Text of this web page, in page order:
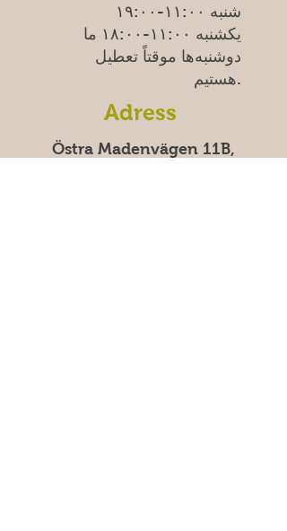
شنبه ۱۱:۰۰-۱۹:۰۰
یکشنبه ۱۱:۰۰-۱۸:۰۰
ما
دوشنبه‌ها موقتاً تعطیل
هستیم.
Adress
Östra Madenvägen 11B,